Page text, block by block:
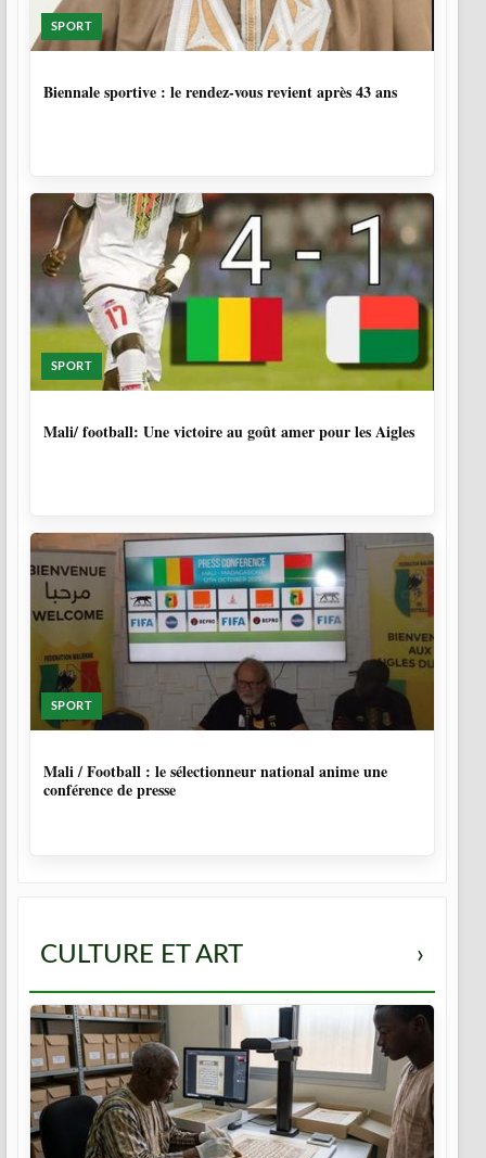
SPORT
Biennale sportive : le rendez-vous revient après 43 ans
SPORT
Mali/ football: Une victoire au goût amer pour les Aigles
SPORT
Mali / Football : le sélectionneur national anime une
conférence de presse
CULTURE ET ART ›